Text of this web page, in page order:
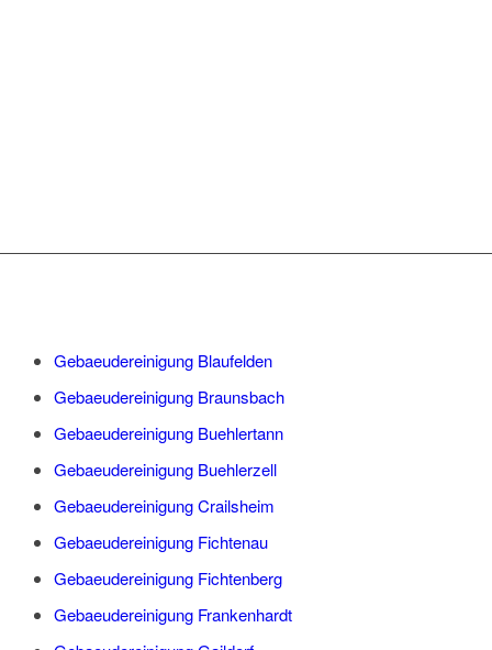
Gebaeudereinigung Blaufelden
Gebaeudereinigung Braunsbach
Gebaeudereinigung Buehlertann
Gebaeudereinigung Buehlerzell
Gebaeudereinigung Crailsheim
Gebaeudereinigung Fichtenau
Gebaeudereinigung Fichtenberg
Gebaeudereinigung Frankenhardt